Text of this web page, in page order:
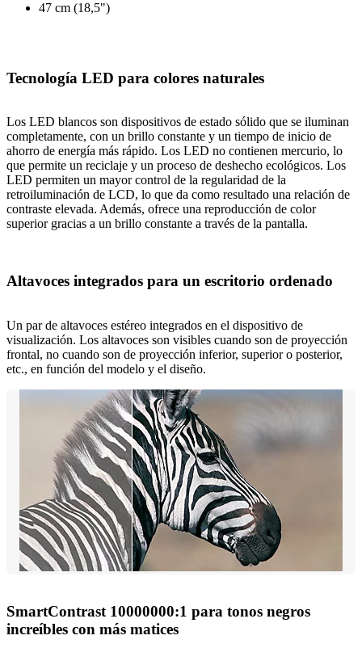
47 cm (18,5")
Tecnología LED para colores naturales
Los LED blancos son dispositivos de estado sólido que se iluminan
completamente, con un brillo constante y un tiempo de inicio de
ahorro de energía más rápido. Los LED no contienen mercurio, lo
que permite un reciclaje y un proceso de deshecho ecológicos. Los
LED permiten un mayor control de la regularidad de la
retroiluminación de LCD, lo que da como resultado una relación de
contraste elevada. Además, ofrece una reproducción de color
superior gracias a un brillo constante a través de la pantalla.
Altavoces integrados para un escritorio ordenado
Un par de altavoces estéreo integrados en el dispositivo de
visualización. Los altavoces son visibles cuando son de proyección
frontal, no cuando son de proyección inferior, superior o posterior,
etc., en función del modelo y el diseño.
SmartContrast 10000000:1 para tonos negros
increíbles con más matices